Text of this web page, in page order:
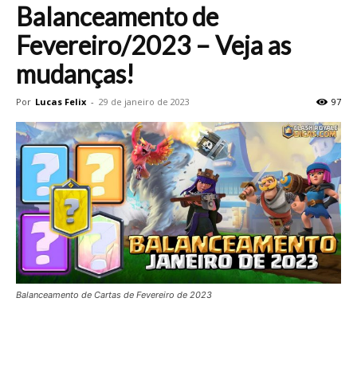
Balanceamento de
Fevereiro/2023 – Veja as
mudanças!
Por Lucas Felix - 29 de janeiro de 2023 97
Balanceamento de Cartas de Fevereiro de 2023